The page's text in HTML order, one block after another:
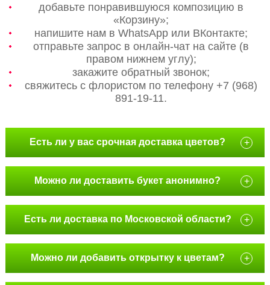
добавьте понравившуюся композицию в
«Корзину»;
напишите нам в WhatsApp или ВКонтакте;
отправьте запрос в онлайн-чат на сайте (в
правом нижнем углу);
закажите обратный звонок;
свяжитесь с флористом по телефону +7 (968)
891-19-11.
Есть ли у вас срочная доставка цветов? +
Можно ли доставить букет анонимно? +
Есть ли доставка по Московской области? +
Можно ли добавить открытку к цветам? +